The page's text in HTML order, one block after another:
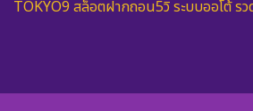
TOKYO9 สล็อตฝากถอน5วิ ระบบออโต้ รว